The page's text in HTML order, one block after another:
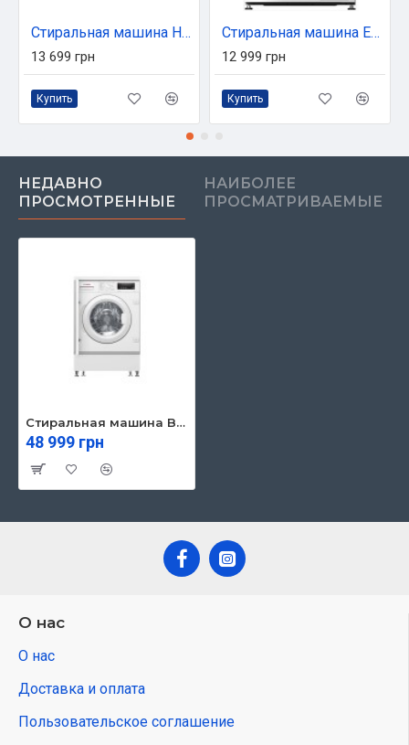
Стиральная машина HEINNER HWM-H7014IVSMC+++
13 699 грн
Купить
Стиральная машина Edler EWF8012PIBG
12 999 грн
Купить
НЕДАВНО
ПРОСМОТРЕННЫЕ
НАИБОЛЕЕ
ПРОСМАТРИВАЕМЫЕ
Стиральная машина Bosch WIW24342EU
48 999 грн
О нас
О нас
Доставка и оплата
Пользовательское соглашение